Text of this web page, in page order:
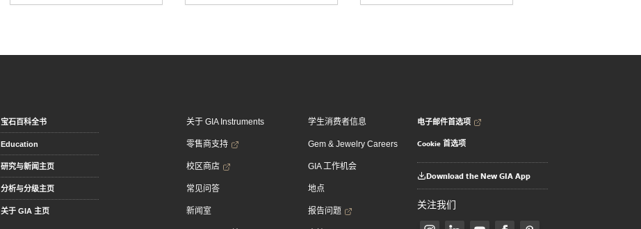
宝石百科全书
Education
研究与新闻主页
分析与分级主页
关于 GIA 主页
关于 GIA Instruments
零售商支持
校区商店
常见问答
新闻室
学生消费者信息
Gem & Jewelry Careers
GIA 工作机会
地点
报告问题
电子邮件首选项
Cookie 首选项
Download the New GIA App
关注我们